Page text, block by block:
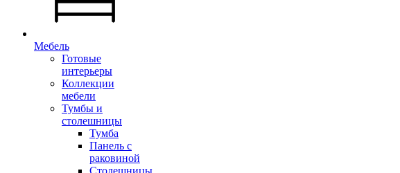
Мебель
Готовые
интерьеры
Коллекции
мебели
Тумбы и
столешницы
Тумба
Панель с
раковиной